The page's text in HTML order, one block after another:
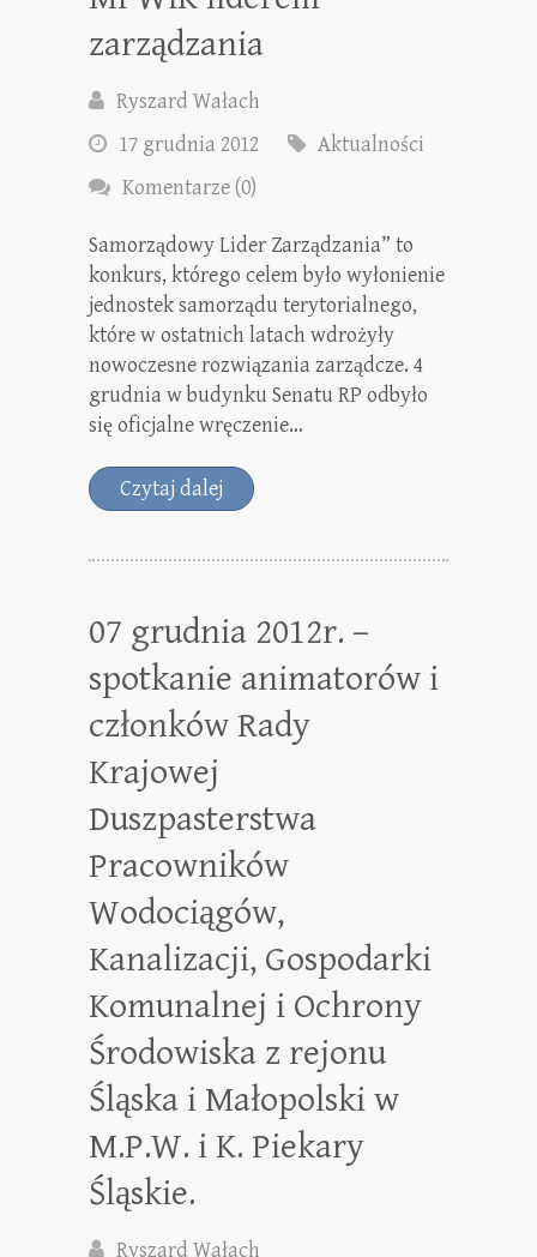
zarządzania
Ryszard Wałach
17 grudnia 2012
Aktualności
Komentarze (0)
Samorządowy Lider Zarządzania” to
konkurs, którego celem było wyłonienie
jednostek samorządu terytorialnego,
które w ostatnich latach wdrożyły
nowoczesne rozwiązania zarządcze. 4
grudnia w budynku Senatu RP odbyło
się oficjalne wręczenie…
Czytaj dalej
07 grudnia 2012r. –
spotkanie animatorów i
członków Rady
Krajowej
Duszpasterstwa
Pracowników
Wodociągów,
Kanalizacji, Gospodarki
Komunalnej i Ochrony
Środowiska z rejonu
Śląska i Małopolski w
M.P.W. i K. Piekary
Śląskie.
Ryszard Wałach